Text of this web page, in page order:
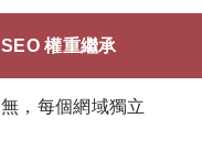
SEO 權重繼承
無，每個網域獨立